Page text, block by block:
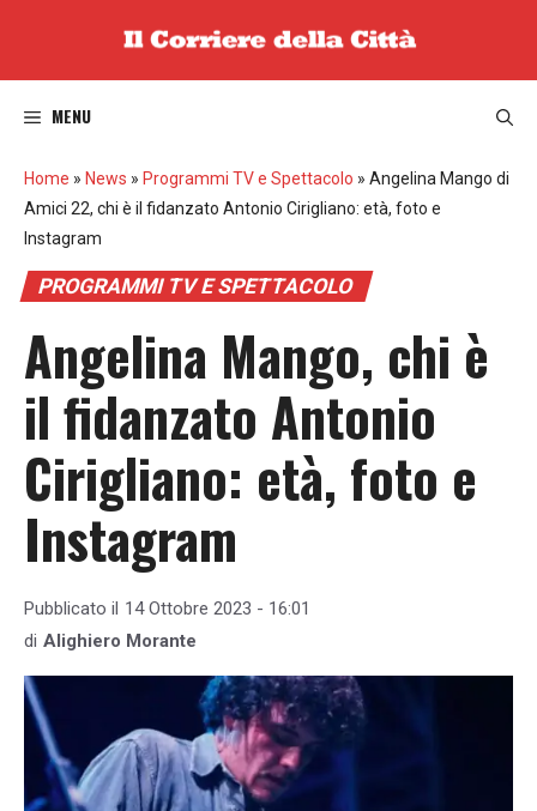
MENU
Home » News » Programmi TV e Spettacolo » Angelina Mango di
Amici 22, chi è il fidanzato Antonio Cirigliano: età, foto e
Instagram
PROGRAMMI TV E SPETTACOLO
Angelina Mango, chi è
il fidanzato Antonio
Cirigliano: età, foto e
Instagram
Pubblicato il 14 Ottobre 2023 - 16:01
di Alighiero Morante